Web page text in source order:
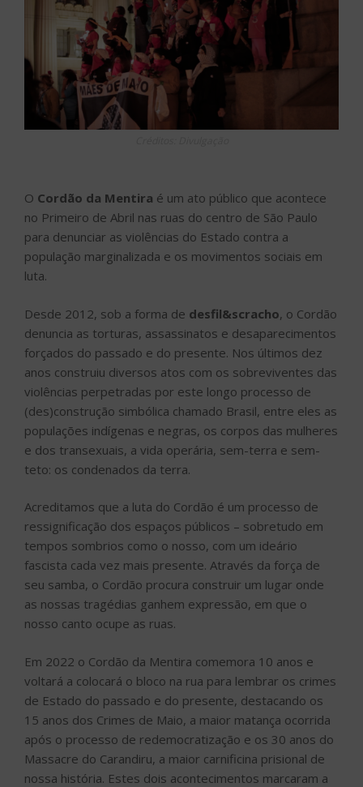
O Cordão da Mentira é um ato público que acontece
no Primeiro de Abril nas ruas do centro de São Paulo
para denunciar as violências do Estado contra a
população marginalizada e os movimentos sociais em
luta.
Desde 2012, sob a forma de desfil&scracho, o Cordão
denuncia as torturas, assassinatos e desaparecimentos
forçados do passado e do presente. Nos últimos dez
anos construiu diversos atos com os sobreviventes das
violências perpetradas por este longo processo de
(des)construção simbólica chamado Brasil, entre eles as
populações indígenas e negras, os corpos das mulheres
e dos transexuais, a vida operária, sem-terra e sem-
teto: os condenados da terra.
Acreditamos que a luta do Cordão é um processo de
ressignificação dos espaços públicos – sobretudo em
tempos sombrios como o nosso, com um ideário
fascista cada vez mais presente. Através da força de
seu samba, o Cordão procura construir um lugar onde
as nossas tragédias ganhem expressão, em que o
nosso canto ocupe as ruas.
Em 2022 o Cordão da Mentira comemora 10 anos e
voltará a colocará o bloco na rua para lembrar os crimes
de Estado do passado e do presente, destacando os
15 anos dos Crimes de Maio, a maior matança ocorrida
após o processo de redemocratização e os 30 anos do
Massacre do Carandiru, a maior carnificina prisional de
nossa história. Estes dois acontecimentos marcaram a